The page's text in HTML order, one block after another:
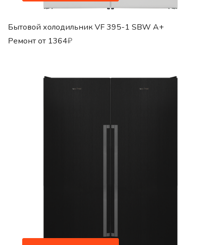
Бытовой холодильник VF 395-1 SBW A+
Ремонт от 1364₽